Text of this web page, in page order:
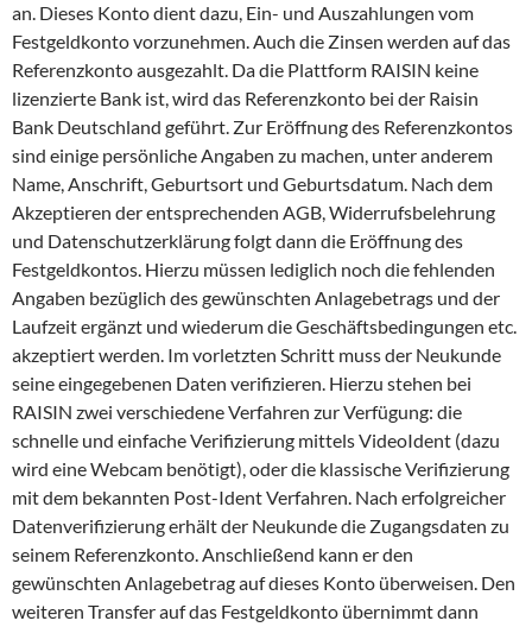
an. Dieses Konto dient dazu, Ein- und Auszahlungen vom
Festgeldkonto vorzunehmen. Auch die Zinsen werden auf das
Referenzkonto ausgezahlt. Da die Plattform RAISIN keine
lizenzierte Bank ist, wird das Referenzkonto bei der Raisin
Bank Deutschland geführt. Zur Eröffnung des Referenzkontos
sind einige persönliche Angaben zu machen, unter anderem
Name, Anschrift, Geburtsort und Geburtsdatum. Nach dem
Akzeptieren der entsprechenden AGB, Widerrufsbelehrung
und Datenschutzerklärung folgt dann die Eröffnung des
Festgeldkontos. Hierzu müssen lediglich noch die fehlenden
Angaben bezüglich des gewünschten Anlagebetrags und der
Laufzeit ergänzt und wiederum die Geschäftsbedingungen etc.
akzeptiert werden. Im vorletzten Schritt muss der Neukunde
seine eingegebenen Daten verifizieren. Hierzu stehen bei
RAISIN zwei verschiedene Verfahren zur Verfügung: die
schnelle und einfache Verifizierung mittels VideoIdent (dazu
wird eine Webcam benötigt), oder die klassische Verifizierung
mit dem bekannten Post-Ident Verfahren. Nach erfolgreicher
Datenverifizierung erhält der Neukunde die Zugangsdaten zu
seinem Referenzkonto. Anschließend kann er den
gewünschten Anlagebetrag auf dieses Konto überweisen. Den
weiteren Transfer auf das Festgeldkonto übernimmt dann